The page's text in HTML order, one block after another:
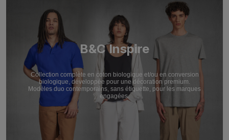
B&C Inspire
Collection complète en coton biologique et/ou en conversion
biologique, développée pour une décoration premium.
Modèles duo contemporains, sans étiquette, pour les marques
engagées.